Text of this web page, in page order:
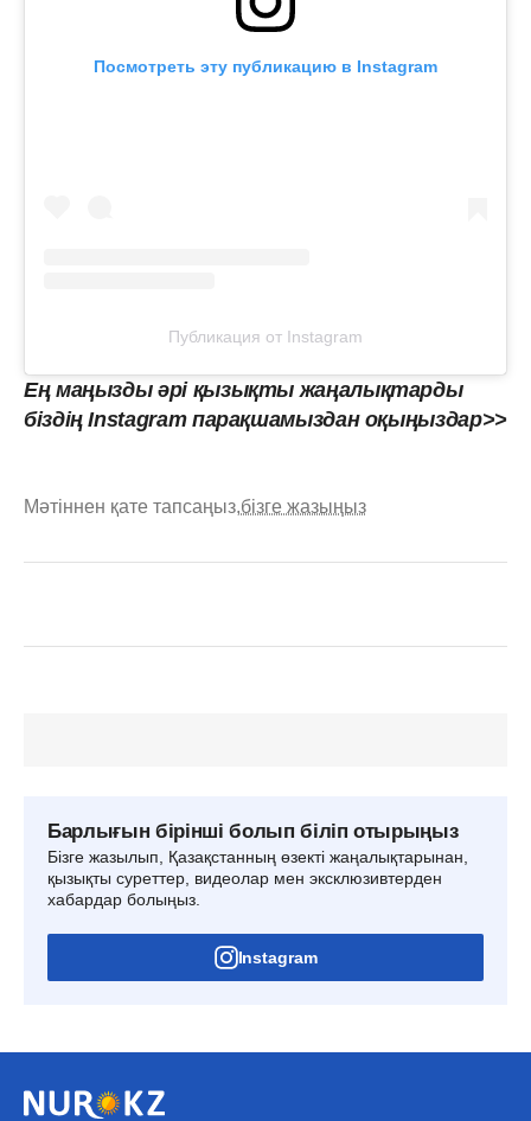
Посмотреть эту публикацию в Instagram
Публикация от Instagram
Ең маңызды әрі қызықты жаңалықтарды
біздің Instagram парақшамыздан оқыңыздар>>
Мәтіннен қате тапсаңыз,бізге жазыңыз
Барлығын бірінші болып біліп отырыңыз
Бізге жазылып, Қазақстанның өзекті жаңалықтарынан,
қызықты суреттер, видеолар мен эксклюзивтерден
хабардар болыңыз.
Instagram